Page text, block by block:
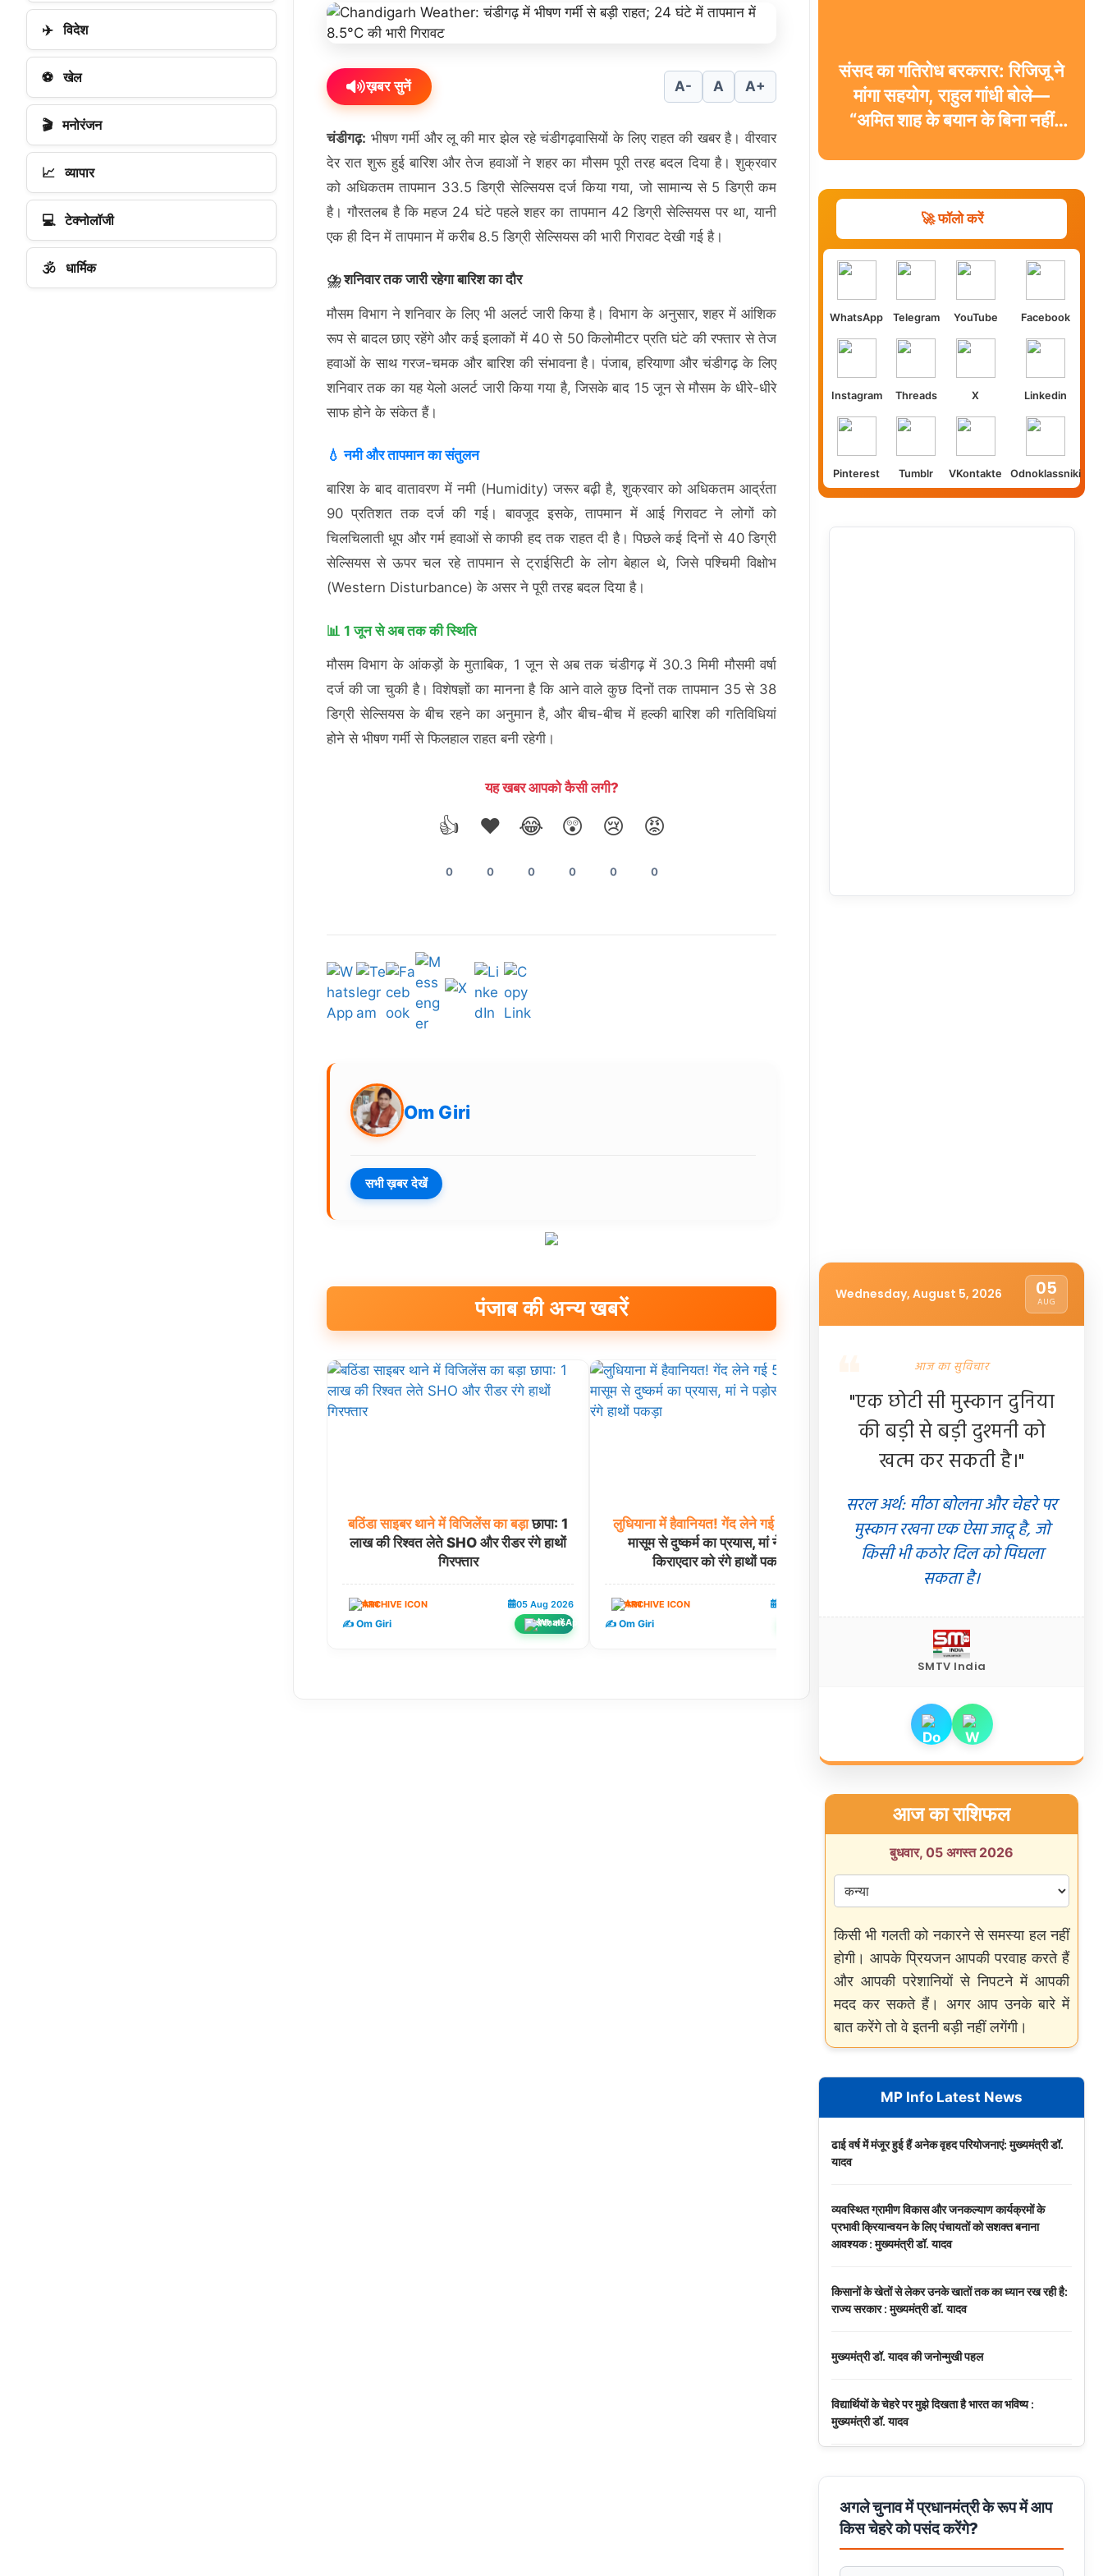
ख़बर सुनें A- A A+
चंडीगढ़: भीषण गर्मी और लू की मार झेल रहे चंडीगढ़वासियों के लिए राहत की खबर है। वीरवार
देर रात शुरू हुई बारिश और तेज हवाओं ने शहर का मौसम पूरी तरह बदल दिया है। शुक्रवार
को अधिकतम तापमान 33.5 डिग्री सेल्सियस दर्ज किया गया, जो सामान्य से 5 डिग्री कम
है। गौरतलब है कि महज 24 घंटे पहले शहर का तापमान 42 डिग्री सेल्सियस पर था, यानी
एक ही दिन में तापमान में करीब 8.5 डिग्री सेल्सियस की भारी गिरावट देखी गई है।
⛈️ शनिवार तक जारी रहेगा बारिश का दौर
मौसम विभाग ने शनिवार के लिए भी अलर्ट जारी किया है। विभाग के अनुसार, शहर में आंशिक
रूप से बादल छाए रहेंगे और कई इलाकों में 40 से 50 किलोमीटर प्रति घंटे की रफ्तार से तेज
हवाओं के साथ गरज-चमक और बारिश की संभावना है। पंजाब, हरियाणा और चंडीगढ़ के लिए
शनिवार तक का यह येलो अलर्ट जारी किया गया है, जिसके बाद 15 जून से मौसम के धीरे-धीरे
साफ होने के संकेत हैं।
💧 नमी और तापमान का संतुलन
बारिश के बाद वातावरण में नमी (Humidity) जरूर बढ़ी है, शुक्रवार को अधिकतम आर्द्रता
90 प्रतिशत तक दर्ज की गई। बावजूद इसके, तापमान में आई गिरावट ने लोगों को
चिलचिलाती धूप और गर्म हवाओं से काफी हद तक राहत दी है। पिछले कई दिनों से 40 डिग्री
सेल्सियस से ऊपर चल रहे तापमान से ट्राईसिटी के लोग बेहाल थे, जिसे पश्चिमी विक्षोभ
(Western Disturbance) के असर ने पूरी तरह बदल दिया है।
📊 1 जून से अब तक की स्थिति
मौसम विभाग के आंकड़ों के मुताबिक, 1 जून से अब तक चंडीगढ़ में 30.3 मिमी मौसमी वर्षा
दर्ज की जा चुकी है। विशेषज्ञों का मानना है कि आने वाले कुछ दिनों तक तापमान 35 से 38
डिग्री सेल्सियस के बीच रहने का अनुमान है, और बीच-बीच में हल्की बारिश की गतिविधियां
होने से भीषण गर्मी से फिलहाल राहत बनी रहेगी।
यह खबर आपको कैसी लगी?
👍
0
❤️
0
😂
0
😲
0
😢
0
😡
0
Om Giri
सभी ख़बर देखें
पंजाब की अन्य खबरें
बठिंडा साइबर थाने में विजिलेंस का बड़ाछापा: 1
लाख की रिश्वत लेते SHO और रीडर रंगे हाथों
गिरफ्तार
पंजाब 05 Aug 2026
✍️ Om Giri शेयर करें
लुधियाना में हैवानियत! गेंद लेने गई
मासूम से दुष्कर्म का प्रयास, मां ने पड़ोसी
किराएदार को रंगे हाथों पकड़ा
पंजाब
✍️ Om Giri
लुधियाना: बादशाह टूरिस्ट बस के कंडक्टर
गुरसेवक सिंह के साथ दर्दनाक हादसा, पुलिस ने
आरोपी चालक पर दर्ज किया केस
✈️ विदेश
⚽ खेल
🎬 मनोरंजन
📈 व्यापार
💻 टेक्नोलॉजी
🕉️ धार्मिक
संसद का गतिरोध बरकरार: रिजिजू ने
मांगा सहयोग, राहुल गांधी बोले—
“अमित शाह के बयान के बिना नहीं
🚀 फॉलो करें
WhatsApp Telegram YouTube Facebook
Instagram Threads X Linkedin
Pinterest Tumblr VKontakte Odnoklassniki
Wednesday, August 5, 2026 05
AUG
आज का सुविचार
"एक छोटी सी मुस्कान दुनिया
की बड़ी से बड़ी दुश्मनी को
खत्म कर सकती है।"
सरल अर्थ: मीठा बोलना और चेहरे पर
मुस्कान रखना एक ऐसा जादू है, जो
किसी भी कठोर दिल को पिघला
सकता है।
SMTV India
आज का राशिफल
बुधवार, 05 अगस्त 2026
किसी भी गलती को नकारने से समस्या हल नहीं
होगी। आपके प्रियजन आपकी परवाह करते हैं
और आपकी परेशानियों से निपटने में आपकी
मदद कर सकते हैं। अगर आप उनके बारे में
बात करेंगे तो वे इतनी बड़ी नहीं लगेंगी।
MP Info Latest News
ढाई वर्ष में मंजूर हुई हैं अनेक वृहद परियोजनाएं: मुख्यमंत्री डॉ.
यादव
व्यवस्थित ग्रामीण विकास और जनकल्याण कार्यक्रमों के
प्रभावी क्रियान्वयन के लिए पंचायतों को सशक्त बनाना
आवश्यक : मुख्यमंत्री डॉ. यादव
किसानों के खेतों से लेकर उनके खातों तक का ध्यान रख रही है:
राज्य सरकार : मुख्यमंत्री डॉ. यादव
मुख्यमंत्री डॉ. यादव की जनोन्मुखी पहल
विद्यार्थियों के चेहरे पर मुझे दिखता है भारत का भविष्य :
मुख्यमंत्री डॉ. यादव
मुख्यमंत्री डॉ. मोहन यादव ने नर्मदापुरम में आयोजित बलराम
कृषि महोत्सव को मंत्रालय से वीडियो कॉन्फ्रेंसिंग से संबोधित
किया।
अगले चुनाव में प्रधानमंत्री के रूप में आप
किस चेहरे को पसंद करेंगे?